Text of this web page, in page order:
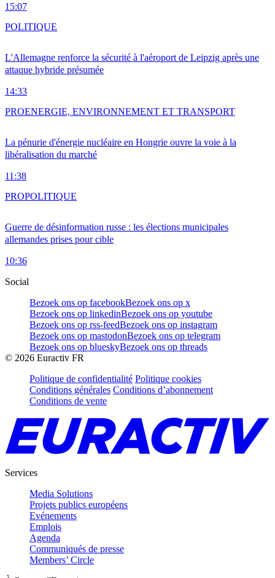
15:07
L'Allemagne renforce la sécurité à l'aéroport de Leipzig après une
attaque hybride présumée
14:33
POLITIQUE
La pénurie d'énergie nucléaire en Hongrie ouvre la voie à la
libéralisation du marché
11:38
PROENERGIE, ENVIRONNEMENT ET TRANSPORT
Guerre de désinformation russe : les élections municipales
allemandes prises pour cible
10:36
PROPOLITIQUE
Social
Bezoek ons op facebookBezoek ons op x
Bezoek ons op linkedinBezoek ons op youtube
Bezoek ons op rss-feedBezoek ons op instagram
Bezoek ons op mastodonBezoek ons op telegram
Bezoek ons op blueskyBezoek ons op threads
© 2026 Euractiv FR
Politique de confidentialité Politique cookies
Conditions générales Conditions d’abonnement
Conditions de vente
Services
Media Solutions
Projets publics européens
Evénements
Emplois
Agenda
Communiqués de presse
Members’ Circle